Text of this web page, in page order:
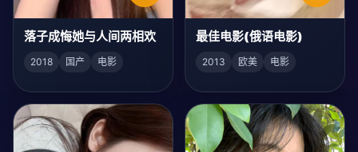
落子成悔她与人间两相欢
2018 国产 电影
最佳电影(俄语电影)
2013 欧美 电影